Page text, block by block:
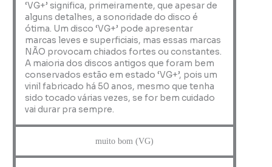
‘VG+’ significa, primeiramente, que apesar de
alguns detalhes, a sonoridade do disco é
ótima. Um disco ‘VG+’ pode apresentar
marcas leves e superficiais, mas essas marcas
NÃO provocam chiados fortes ou constantes.
A maioria dos discos antigos que foram bem
conservados estão em estado ‘VG+’, pois um
vinil fabricado há 50 anos, mesmo que tenha
sido tocado várias vezes, se for bem cuidado
vai durar pra sempre.
muito bom (VG)